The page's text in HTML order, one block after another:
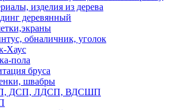
изделия из дерева
деревянный
обналичник, уголок
Хаус
пола
бруса
швабры
ДСП, ЛДСП, ВДСШП